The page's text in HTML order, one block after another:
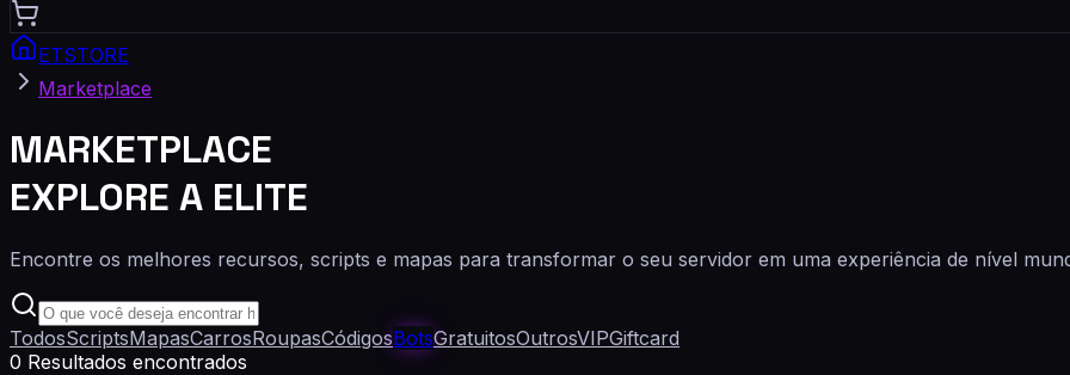
ETSTORE
Marketplace
MARKETPLACE
EXPLORE A ELITE
Encontre os melhores recursos, scripts e mapas para transformar o seu servidor em uma experiência de nível
TodosScriptsMapasCarrosRoupasCódigosBotsGratuitosOutrosVIPGiftcard
0 Resultados encontrados